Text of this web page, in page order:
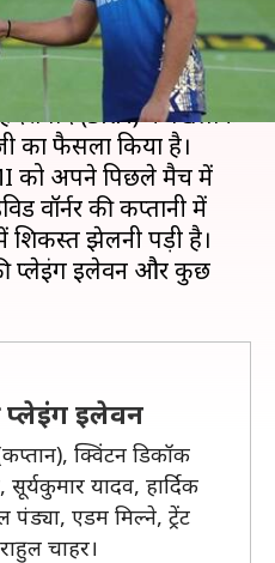
2021 के नौवें मैच में मुंबई
(SRH) के खिलाफ
का फैसला किया है।
को अपने पिछले मैच में
वॉर्नर की कप्तानी में
झेलनी पड़ी है।
प्लेइंग इलेवन और कुछ
प्लेइंग इलेवन
क्विंटन डिकॉक
यादव, हार्दिक
पंड्या, एडम मिल्ने, ट्रेंट
चाहर।